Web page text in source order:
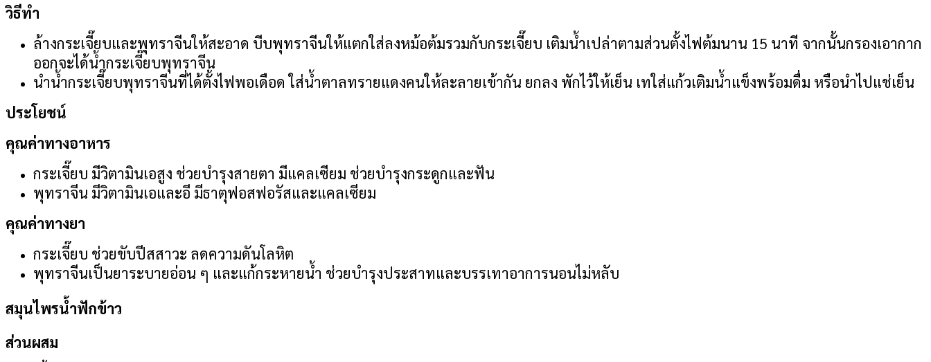
วิธีทำ
ล้างกระเจี๊ยบและพุทราจีนให้สะอาด บีบพุทราจีนให้แตกใส่ลงหม้อต้มรวมกับกระเจี๊ยบ เติมน้ำเปล่าตามส่วนตั้งไฟต้มนาน 15 นาที จากนั้นกรองเอากาก
ออกจะได้น้ำกระเจี๊ยบพุทราจีน
นำน้ำกระเจี๊ยบพุทราจีนที่ได้ตั้งไฟพอเดือด ใส่น้ำตาลทรายแดงคนให้ละลายเข้ากัน ยกลง พักไว้ให้เย็น เทใส่แก้วเติมน้ำแข็งพร้อมดื่ม หรือนำไปแช่เย็น
ประโยชน์
คุณค่าทางอาหาร
กระเจี๊ยบ มีวิตามินเอสูง ช่วยบำรุงสายตา มีแคลเซียม ช่วยบำรุงกระดูกและฟัน
พุทราจีน มีวิตามินเอและอี มีธาตุฟอสฟอรัสและแคลเซียม
คุณค่าทางยา
กระเจี๊ยบ ช่วยขับปีสสาวะ ลดความดันโลหิต
พุทราจีนเป็นยาระบายอ่อน ๆ และแก้กระหายน้ำ ช่วยบำรุงประสาทและบรรเทาอาการนอนไม่หลับ
สมุนไพรน้ำฟักข้าว
ส่วนผสม